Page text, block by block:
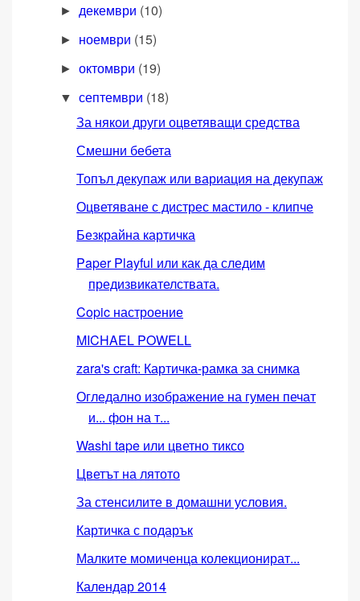
► декември (10)
► ноември (15)
►октомври (19)
▼септември (18)
За някои други оцветяващи средства
Смешни бебета
Топъл декупаж или вариация на декупаж
Оцветяване с дистрес мастило - клипче
Безкрайна картичка
Paper Playful или как да следим
предизвикателствата.
Copic настроение
MICHAEL POWELL
zara's craft: Картичка-рамка за снимка
Огледално изображение на гумен печат
и... фон на т...
Washi tape или цветно тиксо
Цветът на лятото
За стенсилите в домашни условия.
Картичка с подарък
Малките момиченца колекционират...
Календар 2014